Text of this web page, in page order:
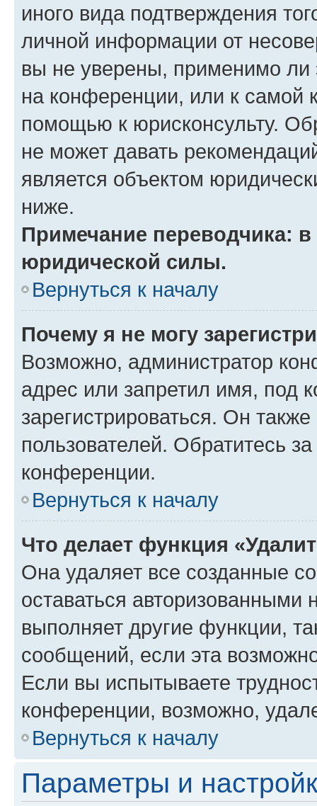
иного вида подтверждения
личной информации от
вы не уверены, применимо ли
на конференции, или к самой
помощью к юрисконсульту.
не может давать
является объектом
ниже.
Примечание переводчика:
юридической силы.
Вернуться к началу
Почему я не могу
Возможно, администратор
адрес или запретил имя, под
зарегистрироваться. Он
пользователей. Обратитесь
конференции.
Вернуться к началу
Что делает функция
Она удаляет все созданные
оставаться авторизованными
выполняет другие функции,
сообщений, если эта
Если вы испытываете
конференции, возможно,
Вернуться к началу
Параметры и